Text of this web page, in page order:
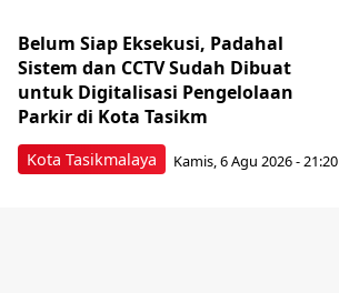
Kota Tasikmalaya
Belum Siap Eksekusi, Padahal
Sistem dan CCTV Sudah Dibuat
untuk Digitalisasi Pengelolaan
Parkir di Kota Tasikm
Kamis, 6 Agu 2026 - 21:20